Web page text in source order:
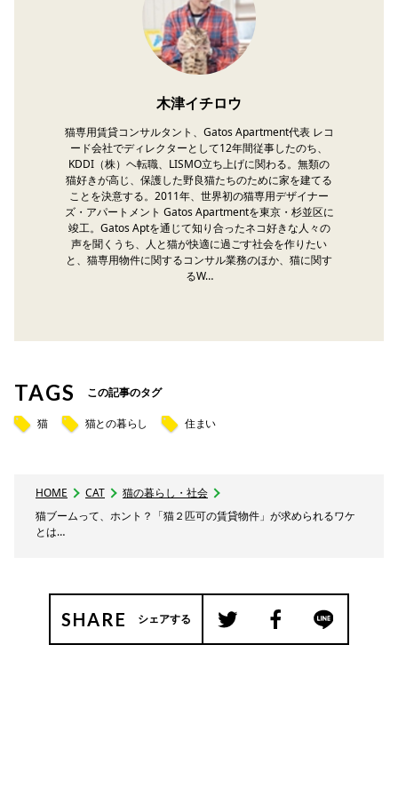
木津イチロウ
猫専用賃貸コンサルタント、Gatos Apartment代表 レコ
ード会社でディレクターとして12年間従事したのち、
KDDI（株）ヘ転職、LISMO立ち上げに関わる。無類の
猫好きが高じ、保護した野良猫たちのために家を建てる
ことを決意する。2011年、世界初の猫専用デザイナー
ズ・アパートメント Gatos Apartmentを東京・杉並区に
竣工。Gatos Aptを通じて知り合ったネコ好きな人々の
声を聞くうち、人と猫が快適に過ごす社会を作りたい
と、猫専用物件に関するコンサル業務のほか、猫に関す
るW…
TAGS この記事のタグ
猫 猫との暮らし 住まい
HOME CAT
猫の暮らし・社会
猫ブームって、ホント？「猫２匹可の賃貸物件」が求められるワケ
とは…
SHARE シェアする